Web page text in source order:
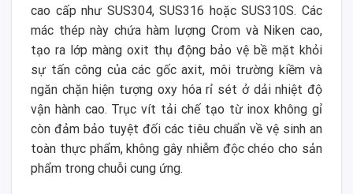
cao cấp như SUS304, SUS316 hoặc SUS310S. Các
mác thép này chứa hàm lượng Crom và Niken cao,
tạo ra lớp màng oxit thụ động bảo vệ bề mặt khỏi
sự tấn công của các gốc axit, môi trường kiềm và
ngăn chặn hiện tượng oxy hóa rỉ sét ở dải nhiệt độ
vận hành cao. Trục vít tải chế tạo từ inox không gỉ
còn đảm bảo tuyệt đối các tiêu chuẩn về vệ sinh an
toàn thực phẩm, không gây nhiễm độc chéo cho sản
phẩm trong chuỗi cung ứng.